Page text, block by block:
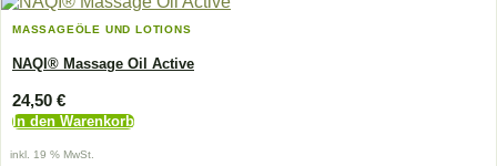
MASSAGEÖLE UND LOTIONS
NAQI® Massage Oil Active
24,50 €
In den Warenkorb
inkl. 19 % MwSt.